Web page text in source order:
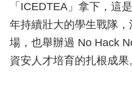
「ICEDTEA」拿下，這
年持續壯大的學生戰隊
場，也舉辦過 No Hack
資安人才培育的扎根成果